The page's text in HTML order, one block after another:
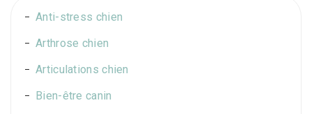
Anti-stress chien
Arthrose chien
Articulations chien
Bien-être canin